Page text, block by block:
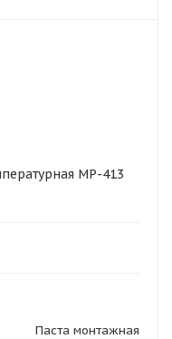
MP-413
Паста монтажная